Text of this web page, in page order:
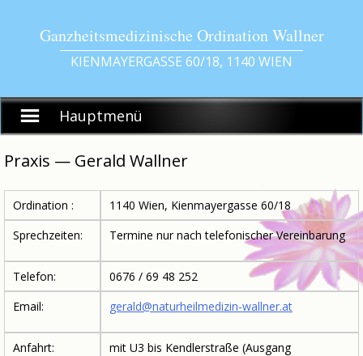
Ganzheitsmedizinische Ordination Wallner
KIENMAYERGASSE 60/18, 1140 WIEN
Hauptmenü
Praxis — Gerald Wallner
Ordination :
1140 Wien, Kienmayergasse 60/18
Sprechzeiten:
Termine nur nach telefonischer Vereinbarung
Telefon:
0676 / 69 48 252
Email:
gerald@naturheilmedizin-wallner.at
Anfahrt:
mit U3 bis Kendlerstraße (Ausgang